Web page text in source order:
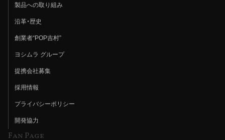
製品への取り組み
沿革・歴史
創業者“POP吉村”
ヨシムラ グループ
提携会社募集
採用情報
プライバシーポリシー
開発協力
Fan Page